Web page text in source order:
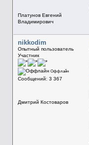
Платунов Евгений
Владимирович
nikkodim
Опытный пользователь
Участник
Оффлайн
Сообщений: 3 367
Дмитрий Костоваров